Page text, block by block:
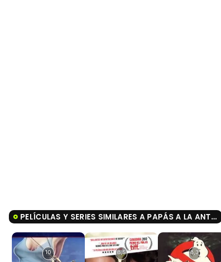
PELÍCULAS Y SERIES SIMILARES A PAPÁS A LA ANTIGUA
10 8,5 8,3